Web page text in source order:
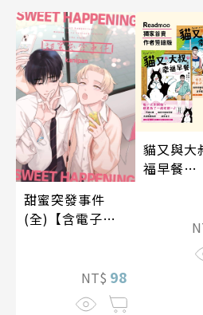
甜蜜突發事件
(全)【含電子限
NT$ 98
貓又與大
福早餐